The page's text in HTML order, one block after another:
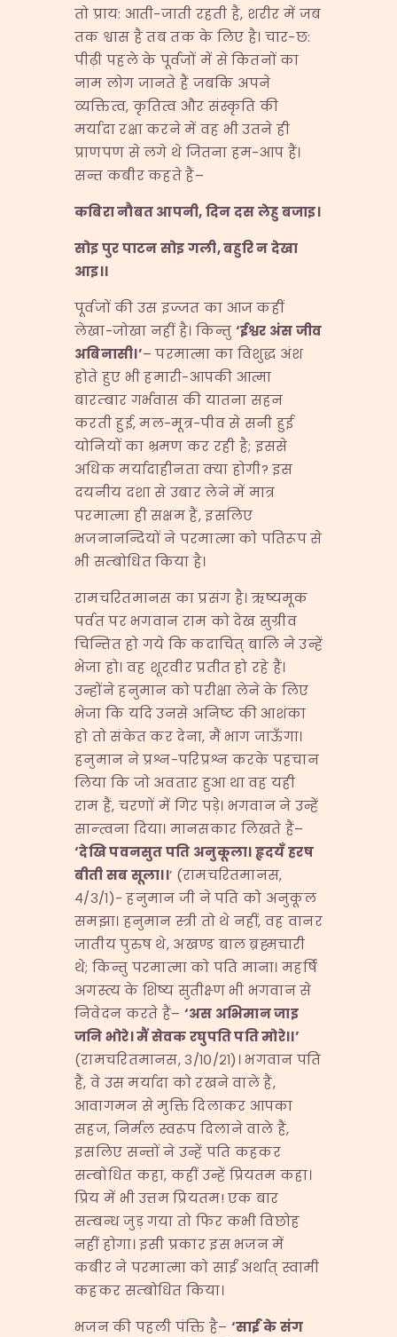
तो प्राय: आती-जाती रहती है, शरीर में जब
तक श्वास है तब तक के लिए है। चार-छ:
पीढ़ी पहले के पूर्वजों में से कितनों का
नाम लोग जानते हैं जबकि अपने
व्यक्तित्व, कृतित्व और संस्कृति की
मर्यादा रक्षा करने में वह भी उतने ही
प्राणपण से लगे थे जितना हम-आप हैं।
सन्त कबीर कहते हैं–
कबिरा नौबत आपनी,दिन दस लेहु बजाइ।
सोइ पुर पाटन सोइ गली,बहुरि न देखा
आइ।।
पूर्वजों की उस इज्जत का आज कहीं
लेखा-जोखा नहीं है। किन्तु ‘ईश्वर अंस जीव
अबिनासी।’– परमात्मा का विशुद्ध अंश
होते हुए भी हमारी-आपकी आत्मा
बारम्बार गर्भवास की यातना सहन
करती हुई, मल-मूत्र-पीव से सनी हुई
योनियों का भ्रमण कर रही है; इससे
अधिक मर्यादाहीनता क्या होगी? इस
दयनीय दशा से उबार लेने में मात्र
परमात्मा ही सक्षम हैं, इसलिए
भजनानन्दियों ने परमात्मा को पतिरूप से
भी सम्बोधित किया है।
रामचरितमानस का प्रसंग है। ऋष्यमूक
पर्वत पर भगवान राम को देख सुग्रीव
चिन्तित हो गये कि कदाचित् बालि ने उन्हें
भेजा हो। वह शूरवीर प्रतीत हो रहे हैं।
उन्होंने हनुमान को परीक्षा लेने के लिए
भेजा कि यदि उनसे अनिष्ट की आशंका
हो तो संकेत कर देना, मैं भाग जाऊँगा।
हनुमान ने प्रश्न-परिप्रश्न करके पहचान
लिया कि जो अवतार हुआ था वह यही
राम हैं, चरणों में गिर पड़े। भगवान ने उन्हें
सान्त्वना दिया। मानसकार लिखते हैं–
‘देखि पवनसुत पति अनुकूला। हृदयँ हरष
बीती सब सूला।।’ (रामचरितमानस,
४/३/१)- हनुमान जी ने पति को अनुकूल
समझा। हनुमान स्त्री तो थे नहीं, वह वानर
जातीय पुरुष थे, अखण्ड बाल ब्रह्मचारी
थे; किन्तु परमात्मा को पति माना। महर्षि
अगस्त्य के शिष्य सुतीक्ष्ण भी भगवान से
निवेदन करते हैं– ‘अस अभिमान जाइ
जनि भोरे। मैं सेवक रघुपति पति मोरे।।’
(रामचरितमानस, ३/१०/२१)। भगवान पति
हैं, वे उस मर्यादा को रखने वाले हैं,
आवागमन से मुक्ति दिलाकर आपका
सहज, निर्मल स्वरूप दिलाने वाले हैं,
इसलिए सन्तों ने उन्हें पति कहकर
सम्बोधित कहा, कहीं उन्हें प्रियतम कहा।
प्रिय में भी उत्तम प्रियतम! एक बार
सम्बन्ध जुड़ गया तो फिर कभी विछोह
नहीं होगा। इसी प्रकार इस भजन में
कबीर ने परमात्मा को साईं अर्थात् स्वामी
कहकर सम्बोधित किया।
भजन की पहली पंक्ति है– ‘साईं के संग